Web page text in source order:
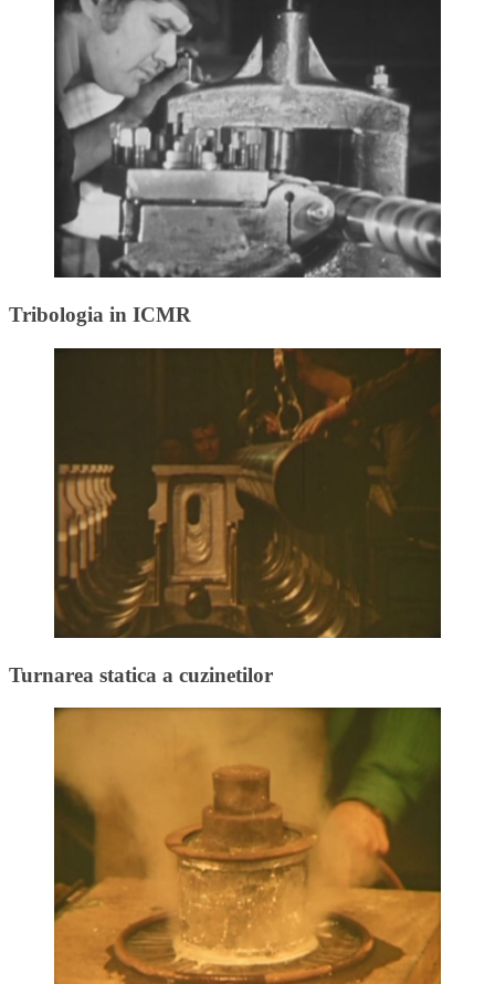
Tribologia in ICMR
Turnarea statica a cuzinetilor